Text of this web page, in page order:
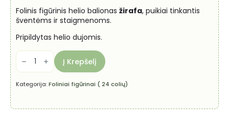
Folinis figūrinis helio balionas žirafa, puikiai tinkantis
šventėms ir staigmenoms.
Pripildytas helio dujomis.
produkto
kiekis:
Helio
balionas
-
Žirafa,
Į Krepšelį
Kategorija:Foliniai figūrinai ( 24 colių)